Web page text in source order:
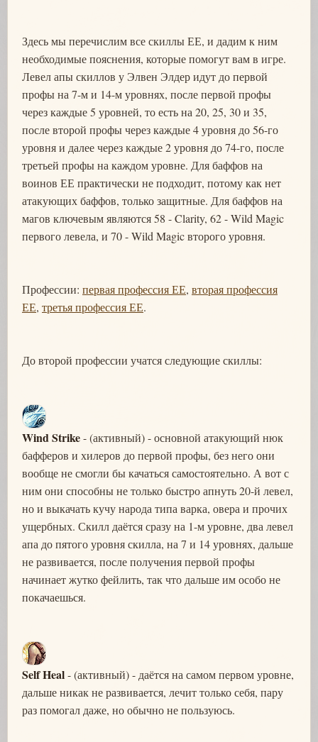
Здесь мы перечислим все скиллы ЕЕ, и дадим к ним
необходимые пояснения, которые помогут вам в игре.
Левел апы скиллов у Элвен Элдер идут до первой
профы на 7-м и 14-м уровнях, после первой профы
через каждые 5 уровней, то есть на 20, 25, 30 и 35,
после второй профы через каждые 4 уровня до 56-го
уровня и далее через каждые 2 уровня до 74-го, после
третьей профы на каждом уровне. Для баффов на
воинов ЕЕ практически не подходит, потому как нет
атакующих баффов, только защитные. Для баффов на
магов ключевым являются 58 - Clarity, 62 - Wild Magic
первого левела, и 70 - Wild Magic второго уровня.
Профессии: первая профессия ЕЕ, вторая профессия
ЕЕ, третья профессия ЕЕ.
До второй профессии учатся следующие скиллы:
Wind Strike- (активный) - основной атакующий нюк
бафферов и хилеров до первой профы, без него они
вообще не смогли бы качаться самостоятельно. А вот с
ним они способны не только быстро апнуть 20-й левел,
но и выкачать кучу народа типа варка, овера и прочих
ущербных. Скилл даётся сразу на 1-м уровне, два левел
апа до пятого уровня скилла, на 7 и 14 уровнях, дальше
не развивается, после получения первой профы
начинает жутко фейлить, так что дальше им особо не
покачаешься.
Self Heal- (активный) - даётся на самом первом уровне,
дальше никак не развивается, лечит только себя, пару
раз помогал даже, но обычно не пользуюсь.